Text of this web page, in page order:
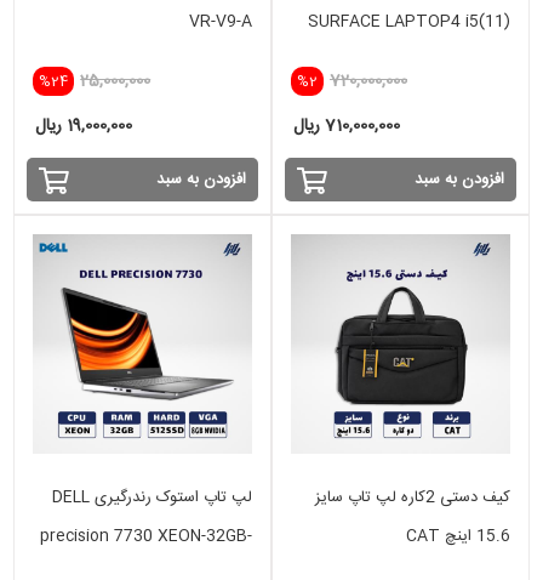
SURFACE LAPTOP4 i5(11)
%2 720,000,000
710,000,000 ریال
افزودن به سبد
VR-V9-A
%24 25,000,000
19,000,000 ریال
افزودن به سبد
کیف دستی 2کاره لپ تاپ سایز
15.6 اینچ CAT
لپ تاپ استوک رندرگیری DELL
precision 7730 XEON-32GB-